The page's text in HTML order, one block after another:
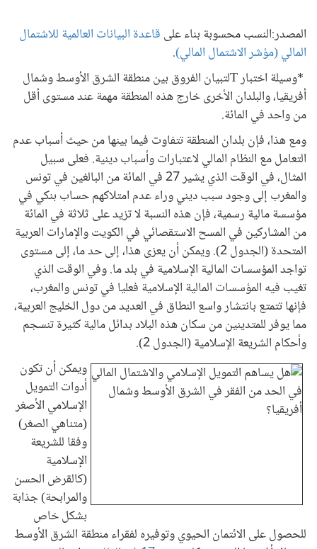
المصدر:النسب محسوبة بناء على قاعدة البيانات العالمية للاشتمال
المالي (مؤشر الاشتمال المالي).
*وسيلة اختبارTلتبيان الفروق بين منطقة الشرق الأوسط وشمال
أفريقيا، والبلدان الأخرى خارج هذه المنطقة مهمة عند مستوى أقل
من واحد في المائة.
ومع هذا، فإن بلدان المنطقة تتفاوت فيما بينها من حيث أسباب عدم
التعامل مع النظام المالي لاعتبارات وأسباب دينية. فعلى سبيل
المثال، في الوقت الذي يشير 27 في المائة من البالغين في تونس
والمغرب إلى وجود سبب ديني وراء عدم امتلاكهم حساب بنكي في
مؤسسة مالية رسمية، فإن هذه النسبة لا تزيد على ثلاثة في المائة
من المشاركين في المسح الاستقصائي في الكويت والإمارات العربية
المتحدة (الجدول 2). ويمكن أن يعزى هذا، إلى حد ما، إلى مستوى
تواجد المؤسسات المالية الإسلامية في بلد ما. وفي الوقت الذي
تغيب فيه المؤسسات المالية الإسلامية فعليا في تونس والمغرب،
فإنها تتمتع بانتشار واسع النطاق في العديد من دول الخليج العربية،
مما يوفر للمتدينين من سكان هذه البلاد بدائل مالية كثيرة تنسجم
وأحكام الشريعة الإسلامية (الجدول 2).
ويمكن أن تكون
أدوات التمويل
الإسلامي الأصغر
(متناهي الصغر)
وفقا للشريعة
الإسلامية
(كالقرض الحسن
والمرابحة) جذابة
بشكل خاص
للحصول على الائتمان الحيوي وتوفيره لفقراء منطقة الشرق الأوسط